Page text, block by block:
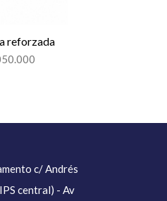
reforzada
c/ Andrés
central) - Av